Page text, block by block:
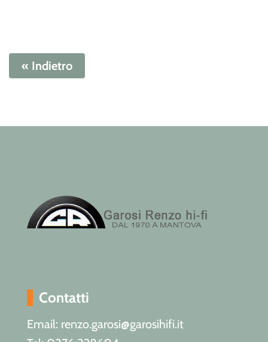
« Indietro
Contatti
Email: renzo.garosi@garosihifi.it